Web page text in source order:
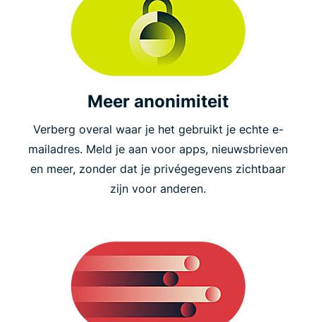
Meer anonimiteit
Verberg overal waar je het gebruikt je echte e-
mailadres. Meld je aan voor apps, nieuwsbrieven
en meer, zonder dat je privégegevens zichtbaar
zijn voor anderen.